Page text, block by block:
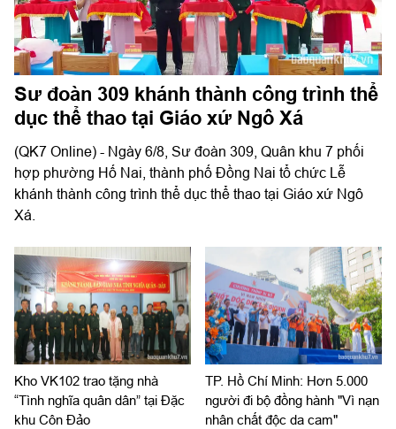
Sư đoàn 309 khánh thành công trình thể
dục thể thao tại Giáo xứ Ngô Xá
(QK7 Online) - Ngày 6/8, Sư đoàn 309, Quân khu 7 phối
hợp phường Hố Nai, thành phố Đồng Nai tổ chức Lễ
khánh thành công trình thể dục thể thao tại Giáo xứ Ngô
Xá.
Kho VK102 trao tặng nhà
“Tình nghĩa quân dân” tại Đặc
khu Côn Đảo
TP. Hồ Chí Minh: Hơn 5.000
người đi bộ đồng hành "Vì nạn
nhân chất độc da cam"